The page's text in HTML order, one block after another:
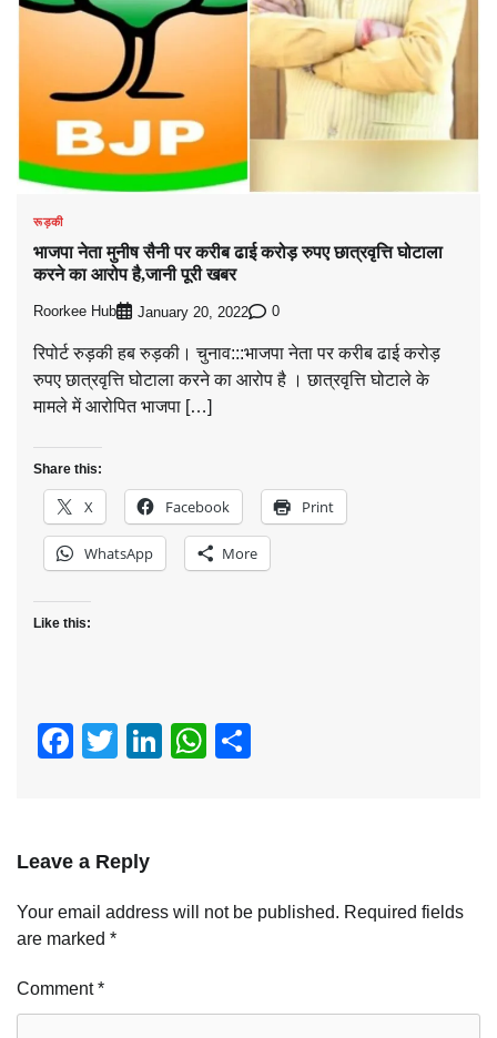
रूड़की
भाजपा नेता मुनीष सैनी पर करीब ढाई करोड़ रुपए छात्रवृत्ति घोटाला
करने का आरोप है,जानी पूरी खबर
Roorkee Hub January 20, 2022 0
रिपोर्ट रुड़की हब रुड़की। चुनाव:::भाजपा नेता पर करीब ढाई करोड़
रुपए छात्रवृत्ति घोटाला करने का आरोप है । छात्रवृत्ति घोटाले के
मामले में आरोपित भाजपा […]
Share this:
X Facebook Print
WhatsApp More
Like this:
Facebook
Twitter
LinkedIn
WhatsApp
Leave a Reply
Your email address will not be published. Required fields
are marked *
Comment*